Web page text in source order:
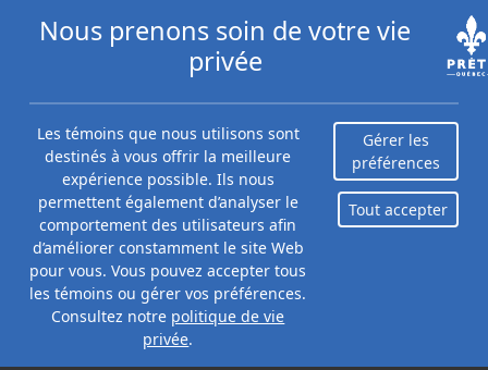
© 2026 Prêts Québec & Loans CanadaPolitique de
confidentialité
Prêts Québec, la première plateforme de comparaison
de prêts au pays
FABRIQUÉ AVEC AU CANADA
Nous prenons soin de votre vie
privée
Les témoins que nous utilisons sont
destinés à vous offrir la meilleure
expérience possible. Ils nous
permettent également d’analyser le
comportement des utilisateurs afin
d’améliorer constamment le site Web
pour vous. Vous pouvez accepter tous
les témoins ou gérer vos préférences.
Consultez notre politique de vie
privée.
Gérer les
préférences
Tout accepter